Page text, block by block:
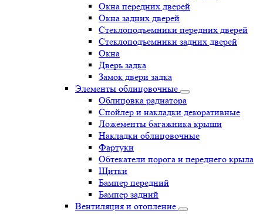
Окна передних дверей
Окна задних дверей
Стеклоподъемники передних дверей
Стеклоподъемники задних дверей
Окна
Дверь задка
Замок двери задка
Элементы облицовочные
Облицовка радиатора
Спойлер и накладки декоративные
Ложементы багажника крыши
Накладки облицовочные
Фартуки
Обтекатели порога и переднего крыла
Щитки
Бампер передний
Бампер задний
Вентиляция и отопление